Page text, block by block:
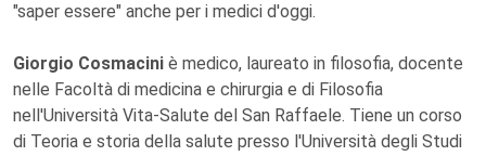
"saper essere" anche per i medici d'oggi.
Giorgio Cosmacini è medico, laureato in filosofia, docente
nelle Facoltà di medicina e chirurgia e di Filosofia
nell'Università Vita-Salute del San Raffaele. Tiene un corso
di Teoria e storia della salute presso l'Università degli Studi